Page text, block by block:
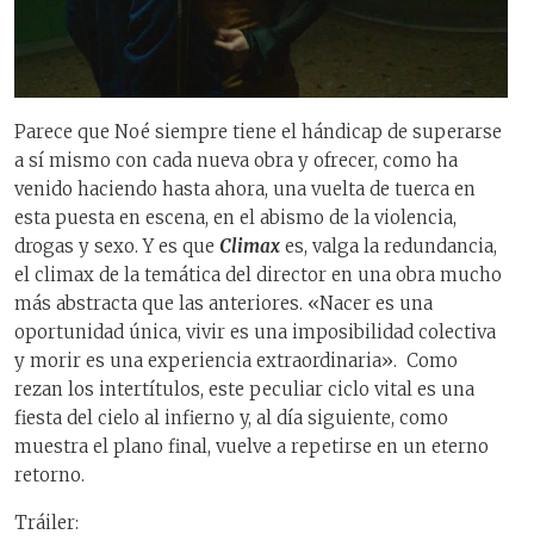
Parece que Noé siempre tiene el hándicap de superarse
a sí mismo con cada nueva obra y ofrecer, como ha
venido haciendo hasta ahora, una vuelta de tuerca en
esta puesta en escena, en el abismo de la violencia,
drogas y sexo. Y es que Climax es, valga la redundancia,
el climax de la temática del director en una obra mucho
más abstracta que las anteriores. «Nacer es una
oportunidad única, vivir es una imposibilidad colectiva
y morir es una experiencia extraordinaria». Como
rezan los intertítulos, este peculiar ciclo vital es una
fiesta del cielo al infierno y, al día siguiente, como
muestra el plano final, vuelve a repetirse en un eterno
retorno.
Tráiler: